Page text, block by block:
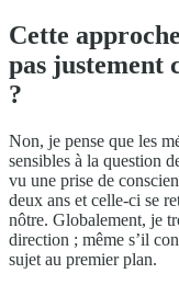
Cette
pas justement
?
Non, je pense que les
sensibles à la question
vu une prise de
deux ans et celle-ci se
nôtre. Globalement, je
direction ; même s’il
sujet au premier plan.